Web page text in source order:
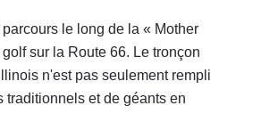
le long de la « Mother
sur la Route 66. Le tronçon
n'est pas seulement rempli
traditionnels et de géants en